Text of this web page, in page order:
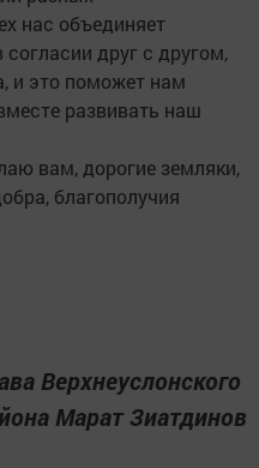
нас объединяет
друг с другом,
и это поможет нам
развивать наш
вам, дорогие земляки,
благополучия
Верхнеуслонского
Марат Зиатдинов